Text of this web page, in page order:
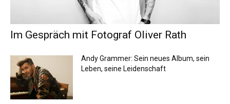
Im Gespräch mit Fotograf Oliver Rath
Andy Grammer: Sein neues Album, sein
Leben, seine Leidenschaft